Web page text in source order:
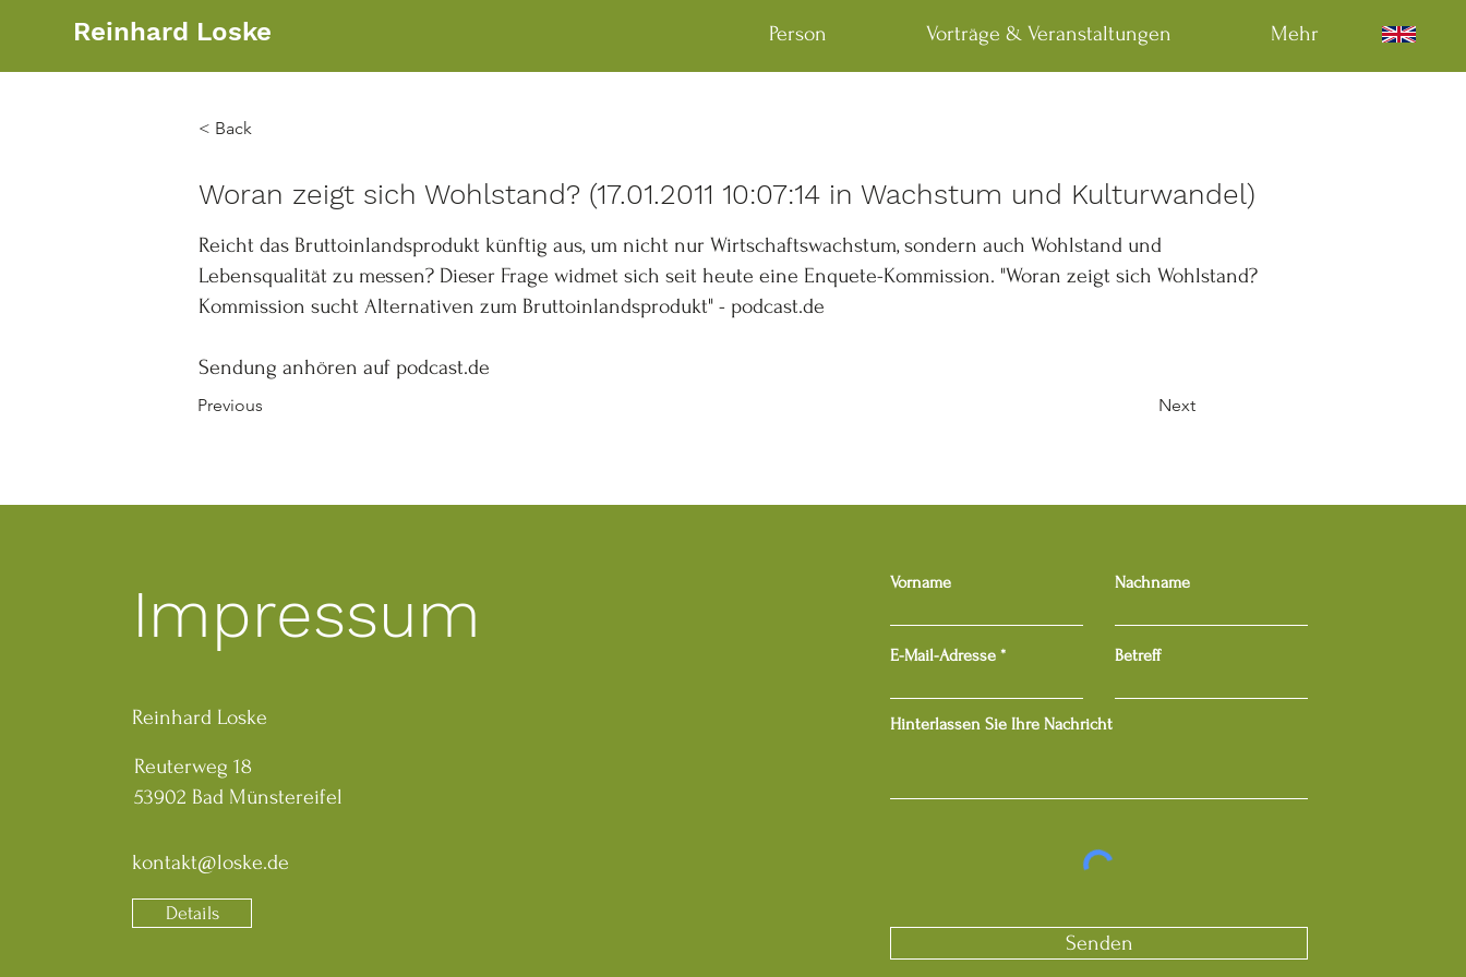
Reinhard Loske Person Vorträge & Veranstaltungen Mehr
< Back
Woran zeigt sich Wohlstand? (17.01.2011 10:07:14 in Wachstum und Kulturwandel)
Reicht das Bruttoinlandsprodukt künftig aus, um nicht nur Wirtschaftswachstum, sondern auch Wohlstand und
Lebensqualität zu messen? Dieser Frage widmet sich seit heute eine Enquete-Kommission. "Woran zeigt sich Wohlstand?
Kommission sucht Alternativen zum Bruttoinlandsprodukt" - podcast.de
Sendung anhören auf podcast.de
Previous Next
Impressum
Reinhard Loske
Reuterweg 18
53902 Bad Münstereifel
kontakt@loske.de
Details
Vorname Nachname
E-Mail-Adresse Betreff
Hinterlassen Sie Ihre Nachricht
Senden